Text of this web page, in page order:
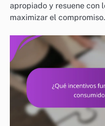
apropiado y resuene con
maximizar el compromiso.